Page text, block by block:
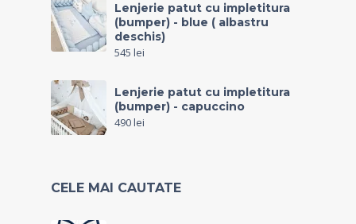
Lenjerie patut cu impletitura
(bumper) - blue ( albastru
deschis)
545 lei
Lenjerie patut cu impletitura
(bumper) - capuccino
490lei
CELE MAI CAUTATE